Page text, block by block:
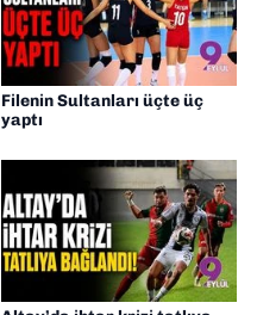
Filenin Sultanları üçte üç
yaptı